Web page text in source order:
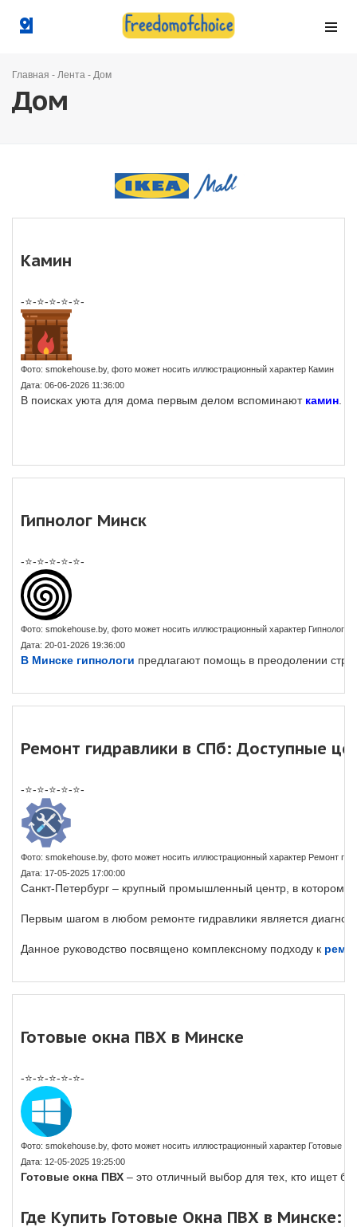
Главная - Лента - Дом
Дом
Камин
-⭐-⭐-⭐-⭐-⭐-
Фото: smokehouse.by, фото может носить иллюстрационный характер Камин
Дата: 06-06-2026 11:36:00
В поисках уюта для дома первым делом вспоминают камин
Гипнолог Минск
-⭐-⭐-⭐-⭐-⭐-
Фото: smokehouse.by, фото может носить иллюстрационный характер Гипнолог
Дата: 20-01-2026 19:36:00
В Минске гипнологи предлагают помощь в преодолении
Ремонт гидравлики в СПб: Доступные
-⭐-⭐-⭐-⭐-⭐-
Фото: smokehouse.by, фото может носить иллюстрационный характер Ремонт
Дата: 17-05-2025 17:00:00
Санкт-Петербург – крупный промышленный центр, в котором
Первым шагом в любом ремонте гидравлики является
Данное руководство посвящено комплексному подходу к
Готовые окна ПВХ в Минске
-⭐-⭐-⭐-⭐-⭐-
Фото: smokehouse.by, фото может носить иллюстрационный характер Готовые
Дата: 12-05-2025 19:25:00
Готовые окна ПВХ – это отличный выбор для тех, кто ищет
Где Купить Готовые Окна ПВХ в Минске: